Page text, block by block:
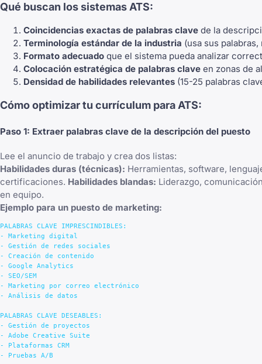
Qué buscan los sistemas ATS:
Coincidencias exactas de palabras clave de la
Terminología estándar de la industria (usa sus
Formato adecuado que el sistema pueda analizar
Colocación estratégica de palabras clave en zonas de
Densidad de habilidades relevantes (15-25 palabras
Cómo optimizar tu currículum para ATS:
Paso 1: Extraer palabras clave de la descripción del puesto
Lee el anuncio de trabajo y crea dos listas:
Habilidades duras (técnicas): Herramientas, software,
certificaciones. Habilidades blandas: Liderazgo,
en equipo.
Ejemplo para un puesto de marketing:
PALABRAS CLAVE IMPRESCINDIBLES:
- Marketing digital
- Gestión de redes sociales
- Creación de contenido
- Google Analytics
- SEO/SEM
- Marketing por correo electrónico
- Análisis de datos
PALABRAS CLAVE DESEABLES:
- Gestión de proyectos
- Adobe Creative Suite
- Plataformas CRM